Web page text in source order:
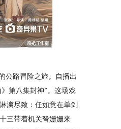
公路冒险之旅。自播出
第八集封神”。这场戏
漓尽致：任如意在单剑
三带着机关弩姗姗来